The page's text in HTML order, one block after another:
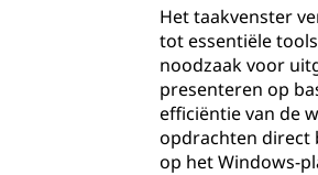
Het taakvenster
tot essentiële
noodzaak voor
presenteren op
efficiëntie van de
opdrachten direct
op het Windows-